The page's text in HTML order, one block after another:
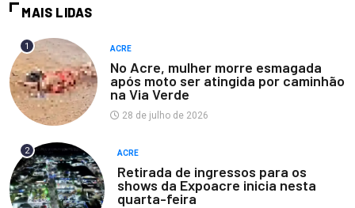
MAIS LIDAS
1 ACRE
No Acre, mulher morre esmagada
após moto ser atingida por caminhão
na Via Verde
28 de julho de 2026
2 ACRE
Retirada de ingressos para os
shows da Expoacre inicia nesta
quarta-feira